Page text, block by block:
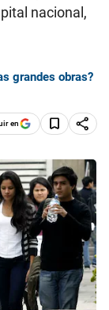
nacional,
grandes obras?
en